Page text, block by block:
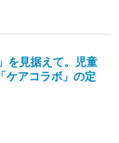
を見据えて。児童
ケアコラボ」の定